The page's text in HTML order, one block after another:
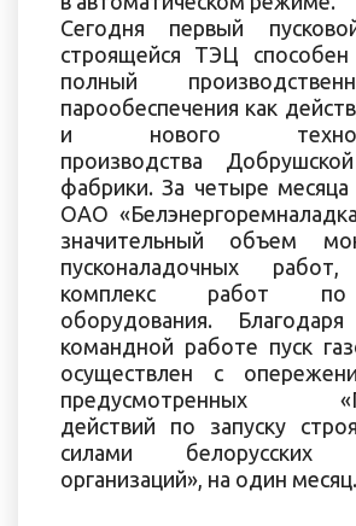
Сегодня первый
строящейся ТЭЦ способен
полный
парообеспечения как
и нового
производства
фабрики. За четыре месяца
ОАО
значительный объем
пусконаладочных
комплекс работ по
оборудования.
командной работе пуск
осуществлен с
предусмотренных
действий по запуску
силами белорусских
организаций», на один месяц.